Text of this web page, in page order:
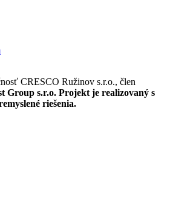
CRESCO Ružinov s.r.o., člen
Group s.r.o. Projekt je realizovaný s
riešenia.